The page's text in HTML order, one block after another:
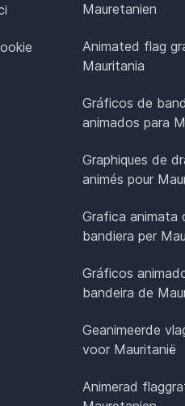
Mauretanien
Animated flag
Mauritania
Gráficos de
animados para
Graphiques de
animés pour
Grafica animata
bandiera per
Gráficos
bandeira de
Geanimeerde
voor Mauritanië
Animerad